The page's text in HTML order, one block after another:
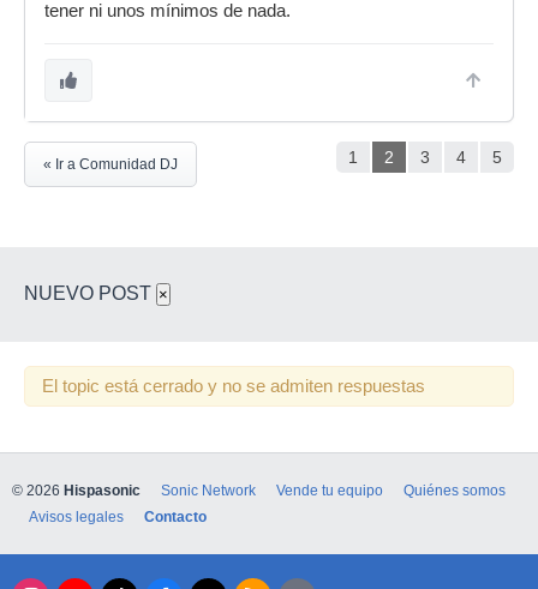
tener ni unos mínimos de nada.
1 2 3 4 5
« Ir a Comunidad DJ
NUEVO POST ×
El topic está cerrado y no se admiten respuestas
© 2026 Hispasonic Sonic Network Vende tu equipo
Quiénes somos
Avisos legales
Contacto